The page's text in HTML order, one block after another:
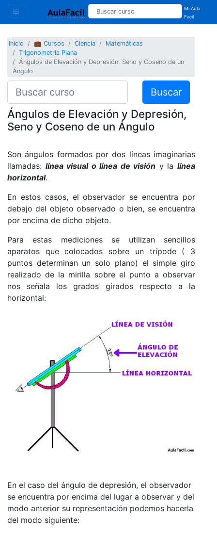
Mi Aula
Facil
Inicio 💼 Cursos Ciencia
Matemáticas
Trigonometría Plana
Ángulos de Elevación y Depresión, Seno y Coseno de un
Ángulo
Buscar
Ángulos de Elevación y Depresión,
Seno y Coseno de un Ángulo
Son ángulos formados por dos líneas imaginarias
llamadas: línea visual o línea de visión y lalínea
horizontal.
En estos casos, el observador se encuentra por
debajo del objeto observado o bien, se encuentra
por encima de dicho objeto.
Para estas mediciones se utilizan sencillos
aparatos que colocados sobre un trípode ( 3
puntos determinan un solo plano) el simple giro
realizado de la mirilla sobre el punto a observar
nos señala los grados girados respecto a la
horizontal:
En el caso del ángulo de depresión, el observador
se encuentra por encima del lugar a observar y del
modo anterior su representación podemos hacerla
del modo siguiente: